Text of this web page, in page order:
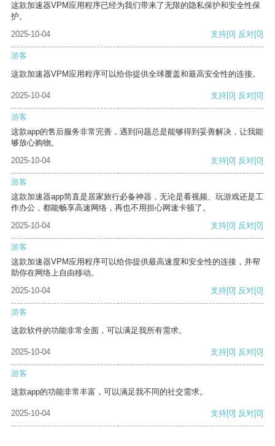
这款加速器VPM应用程序已经为我们带来了无限的隐私保护和安全性保
护。
2025-10-04
支持[0] 反对[0]
游客
这款加速器VPM应用程序可以给你提供全球覆盖和最高安全性的连接。
2025-10-04 支持[0] 反对[0]
游客
这款app的售后服务非常完善，遇到问题总是能够得到妥善解决，让我能
够放心购物。
2025-10-04
支持[0] 反对[0]
游客
这款加速器app简直是居家旅行必备神器，无论是看视频、玩游戏还是工
作办公，都能畅享高速网络，再也不用担心网速卡顿了。
2025-10-04
支持[0] 反对[0]
游客
这款加速器VPM应用程序可以给你提供最高速度和安全性的连接，并帮
助你在网络上自由移动。
2025-10-04
支持[0] 反对[0]
游客
这款软件的功能非常全面，可以满足我所有需求。
2025-10-04 支持[0] 反对[0]
游客
这款app的功能非常丰富，可以满足我不同的社交需求。
2025-10-04 支持[0] 反对[0]